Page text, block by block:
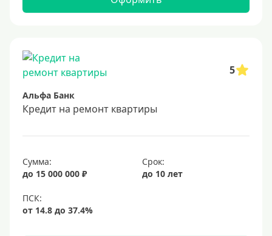
5
Альфа Банк
Кредит на ремонт квартиры
Сумма:
до 15 000 000 ₽
Срок:
до 10 лет